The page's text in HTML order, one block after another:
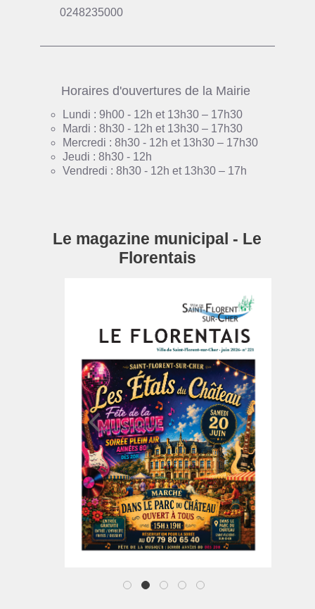
0248235000
Horaires d'ouvertures de la Mairie
Lundi : 9h00 - 12h et 13h30 – 17h30
Mardi : 8h30 - 12h et 13h30 – 17h30
Mercredi : 8h30 - 12h et 13h30 – 17h30
Jeudi : 8h30 - 12h
Vendredi : 8h30 - 12h et 13h30 – 17h
Le magazine municipal - Le
Florentais
1 2 3 4 5